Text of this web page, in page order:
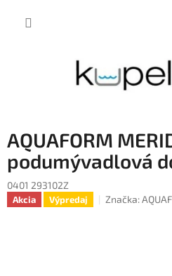
AQUAFORM
podumývadlová
0401 293102Z
Akcia Výpredaj Značka: